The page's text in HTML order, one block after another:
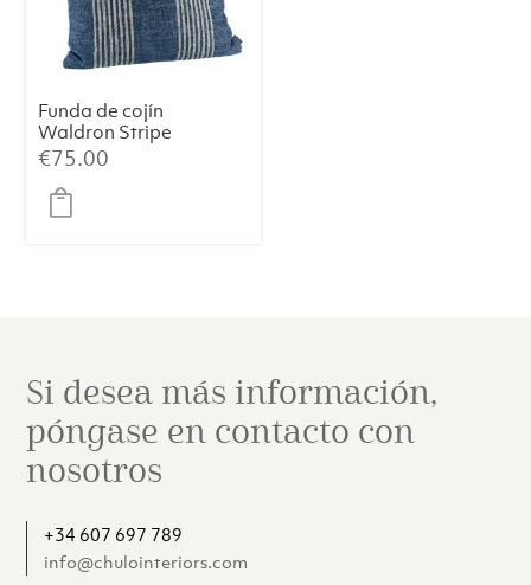
Funda de cojín
Waldron Stripe
Midnight
€75.00
Si desea más información,
póngase en contacto con
nosotros
+34 607 697 789
info@chulointeriors.com